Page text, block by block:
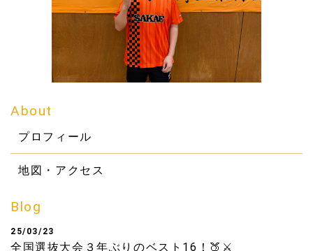
About
プロフィール
地図・アクセス
Blog
25/03/23
全国選抜大会３年ぶりのベスト16！🍑⚔️